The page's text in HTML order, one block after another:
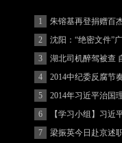
1
朱镕基再登捐赠百
2
沈阳：“绝密文件”
3
湖北司机醉驾被查
(图)
4
2014中纪委反腐节
更忙
5
2014年习近平治国
6
【学习小组】习近
7
梁振英今日赴京述